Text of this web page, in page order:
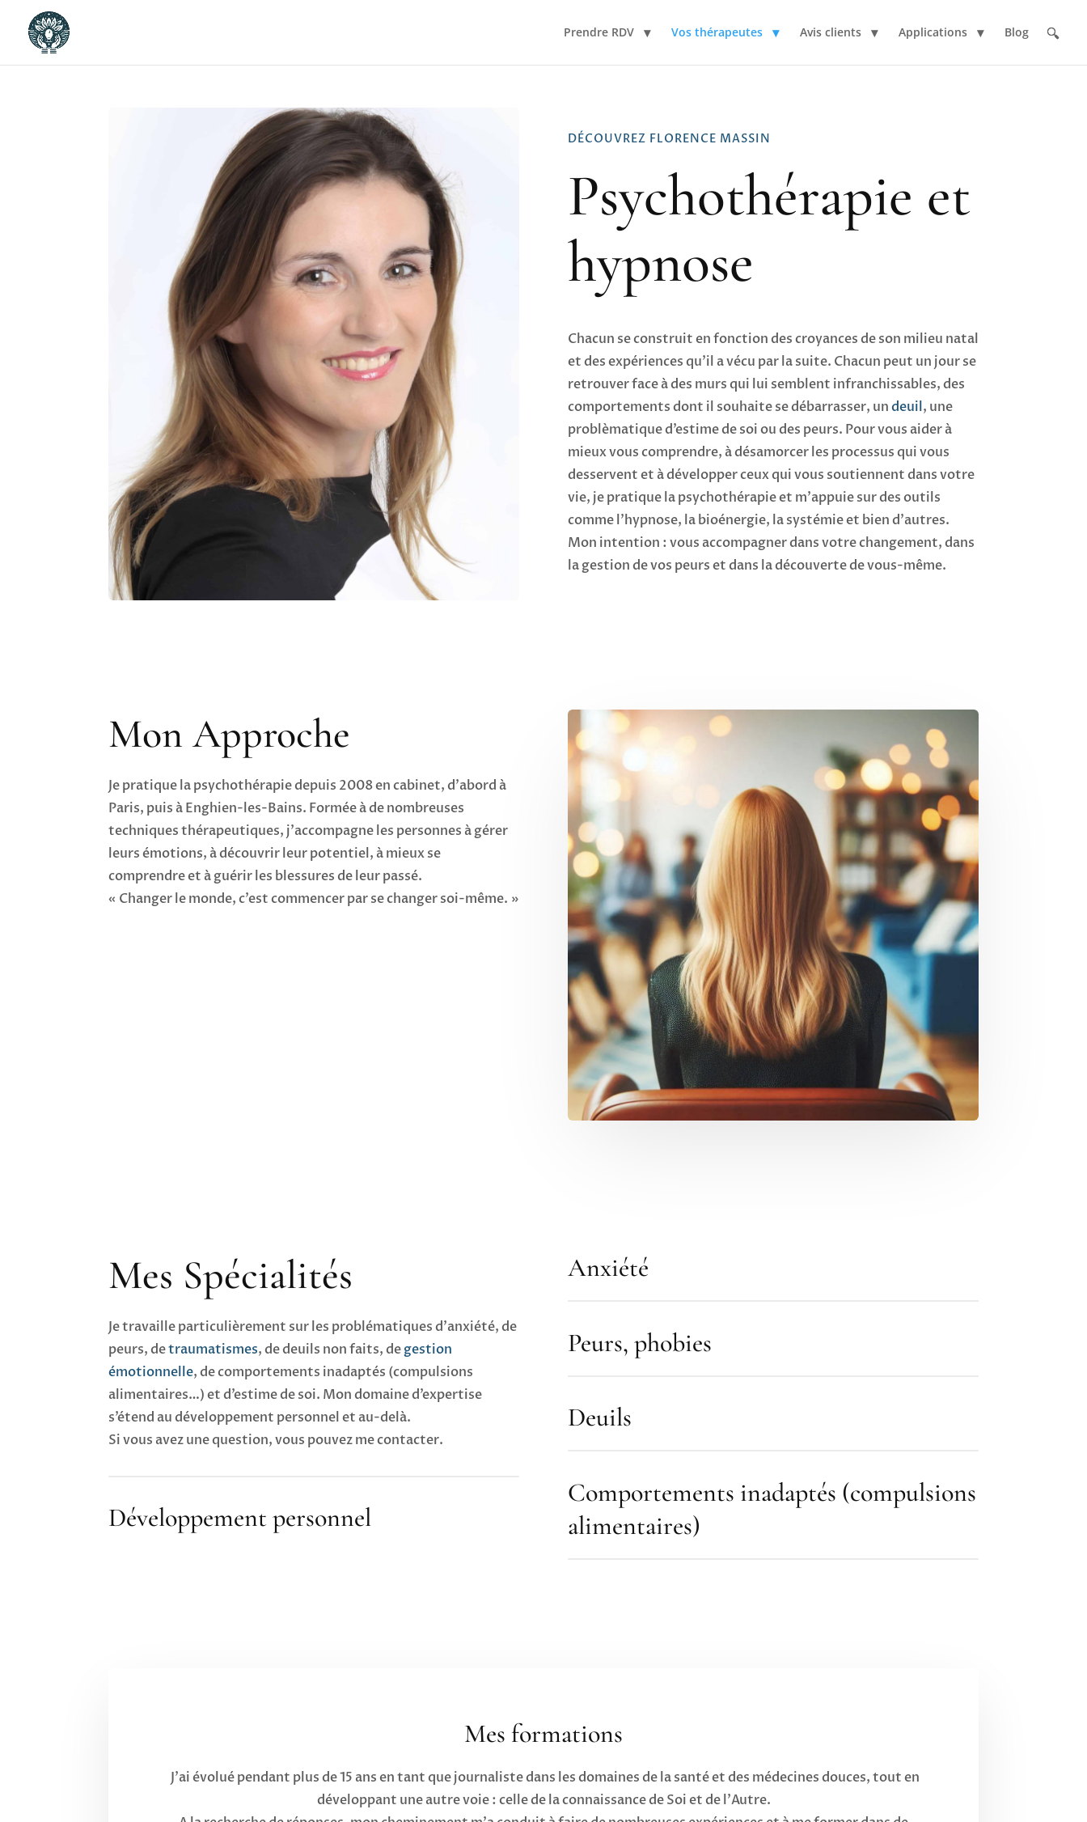
Prendre RDV Vos thérapeutes Avis clients Applications Blog
DÉCOUVREZ FLORENCE MASSIN
Psychothérapie et
hypnose
Chacun se construit en fonction des croyances de son milieu natal
et des expériences qu’il a vécu par la suite. Chacun peut un jour se
retrouver face à des murs qui lui semblent infranchissables, des
comportements dont il souhaite se débarrasser, undeuil, une
problèmatique d’estime de soi ou des peurs. Pour vous aider à
mieux vous comprendre, à désamorcer les processus qui vous
desservent et à développer ceux qui vous soutiennent dans votre
vie, je pratique la psychothérapie et m’appuie sur des outils
comme l’hypnose, la bioénergie, la systémie et bien d’autres.
Mon intention : vous accompagner dans votre changement, dans
la gestion de vos peurs et dans la découverte de vous-même.
Mon Approche
Je pratique la psychothérapie depuis 2008 en cabinet, d’abord à
Paris, puis à Enghien-les-Bains. Formée à de nombreuses
techniques thérapeutiques, j’accompagne les personnes à gérer
leurs émotions, à découvrir leur potentiel, à mieux se
comprendre et à guérir les blessures de leur passé.
« Changer le monde, c’est commencer par se changer soi-même. »
Mes Spécialités
Je travaille particulièrement sur les problématiques d’anxiété, de
peurs, detraumatismes, de deuils non faits, degestion
émotionnelle, de comportements inadaptés (compulsions
alimentaires…) et d’estime de soi. Mon domaine d’expertise
s’étend au développement personnel et au-delà.
Si vous avez une question, vous pouvez me contacter.
Développement personnel
Anxiété
Peurs, phobies
Deuils
Comportements inadaptés (compulsions
alimentaires)
Mes formations
J’ai évolué pendant plus de 15 ans en tant que journaliste dans les domaines de la santé et des médecines douces, tout en
développant une autre voie : celle de la connaissance de Soi et de l’Autre.